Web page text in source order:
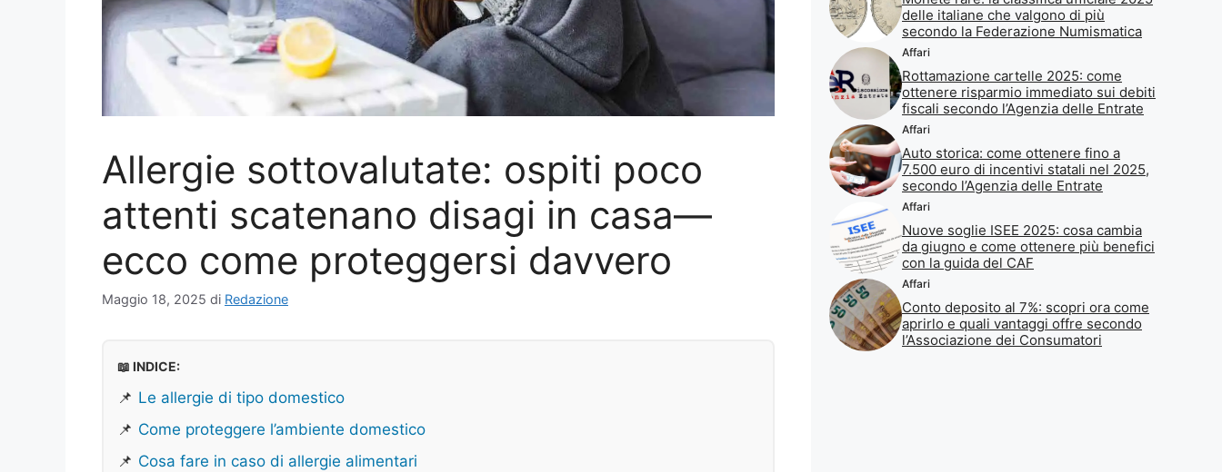
Allergie sottovalutate: ospiti poco
attenti scatenano disagi in casa—
ecco come proteggersi davvero
Maggio 18, 2025 di Redazione
📖 INDICE:
📌 Le allergie di tipo domestico
📌 Come proteggere l’ambiente domestico
📌 Cosa fare in caso di allergie alimentari
delle italiane che valgono di più
secondo la Federazione Numismatica
Affari
Rottamazione cartelle 2025: come
ottenere risparmio immediato sui debiti
fiscali secondo l’Agenzia delle Entrate
Affari
Auto storica: come ottenere fino a
7.500 euro di incentivi statali nel 2025,
secondo l’Agenzia delle Entrate
Affari
Nuove soglie ISEE 2025: cosa cambia
da giugno e come ottenere più benefici
con la guida del CAF
Affari
Conto deposito al 7%: scopri ora come
aprirlo e quali vantaggi offre secondo
l’Associazione dei Consumatori